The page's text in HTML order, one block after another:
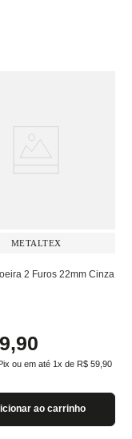
METALTEX
2 Furos 22mm Cinza
,90
ou em até 1x de R$ 59 90
ao carrinho